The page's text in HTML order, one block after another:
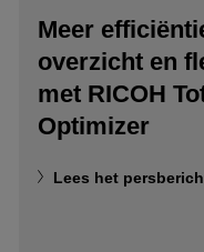
Meer
overzicht en
met RICOH
Optimizer
Lees het